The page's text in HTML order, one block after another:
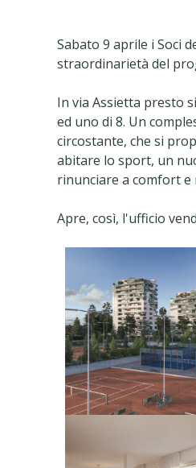
Sabato 9 aprile i Soci
straordinarietà del
In via Assietta presto
ed uno di 8. Un
circostante, che si
abitare lo sport, un
rinunciare a comfort e
Apre, così, l'ufficio